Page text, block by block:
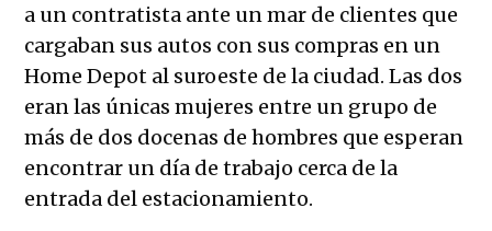
a un contratista ante un mar de clientes que
cargaban sus autos con sus compras en un
Home Depot al suroeste de la ciudad. Las dos
eran las únicas mujeres entre un grupo de
más de dos docenas de hombres que esperan
encontrar un día de trabajo cerca de la
entrada del estacionamiento.